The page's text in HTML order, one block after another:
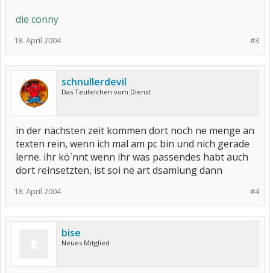
die conny
#3
18. April 2004
schnullerdevil
Das Teufelchen vom Dienst
in der nächsten zeit kommen dort noch ne menge an
texten rein, wenn ich mal am pc bin und nich gerade
lerne. ihr kö´nnt wenn ihr was passendes habt auch
dort reinsetzten, ist soi ne art dsamlung dann
#4
18. April 2004
bise
Neues Mitglied